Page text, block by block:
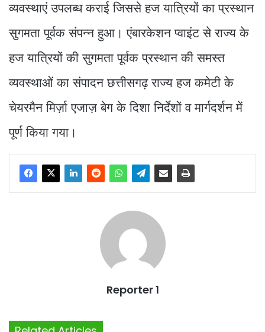
व्यवस्थाएं उपलब्ध कराई जिससे हज यात्रियों का प्रस्थान
सुगमता पूर्वक संपन्न हुआ। एंबारकेशन प्वाइंट से राज्य के
हज यात्रियों की सुगमता पूर्वक प्रस्थान की समस्त
व्यवस्थाओं का संपादन छत्तीसगढ़ राज्य हज कमेटी के
चेयरमैन मिर्ज़ा एजाज़ बेग के दिशा निर्देशों व मार्गदर्शन में
पूर्ण किया गया।
Reporter 1